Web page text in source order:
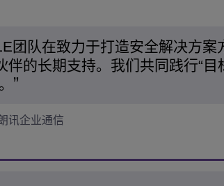
团队在致力于打造安全解决方案
的长期支持。我们共同践行“目
讯企业通信